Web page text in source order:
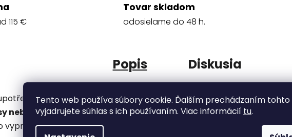
Tento web používa súbory cookie. Ďalším prechádzaním tohto
vyjadrujete súhlas s ich používaním. Viac informácií tu.
115 €
Tovar skladom
odosielame do 48 h.
Popis Diskusia
na šití vintageinteriérových dekorací a tašek.
nebo zástěry, ale i povlečení na dekorativní polštářkyči
vypránídrží svou barvu a tvar